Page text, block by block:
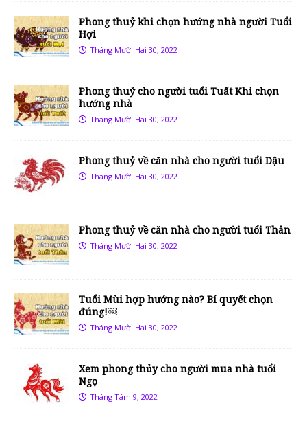
Phong thuỷ khi chọn hướng nhà người Tuổi
Hợi
Tháng Mười Hai 30, 2022
Phong thuỷ cho người tuổi Tuất Khi chọn
hướng nhà
Tháng Mười Hai 30, 2022
Phong thuỷ về căn nhà cho người tuổi Dậu
Tháng Mười Hai 30, 2022
Phong thuỷ về căn nhà cho người tuổi Thân
Tháng Mười Hai 30, 2022
Tuổi Mùi hợp hướng nào? Bí quyết chọn
đúng!￼
Tháng Mười Hai 30, 2022
Xem phong thủy cho người mua nhà tuổi
Ngọ
Tháng Tám 9, 2022